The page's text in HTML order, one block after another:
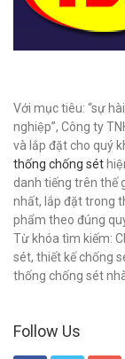
Với mục tiêu: “sự
nghiệp”, Công ty
và lắp đặt cho quý
thống chống sét
danh tiếng trên thế
nhất, lắp đặt trong
phẩm theo đúng
Từ khóa tìm kiếm:
sét, thiết kế chống
thống chống sét
Follow Us